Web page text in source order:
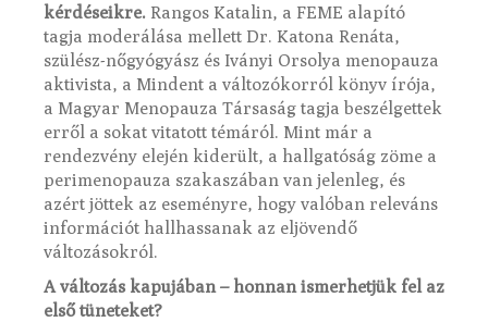
kérdéseikre. Rangos Katalin, a FEME alapító
tagja moderálása mellett Dr. Katona Renáta,
szülész-nőgyógyász és Iványi Orsolya menopauza
aktivista, a Mindent a változókorról könyv írója,
a Magyar Menopauza Társaság tagja beszélgettek
erről a sokat vitatott témáról. Mint már a
rendezvény elején kiderült, a hallgatóság zöme a
perimenopauza szakaszában van jelenleg, és
azért jöttek az eseményre, hogy valóban releváns
információt hallhassanak az eljövendő
változásokról.
A változás kapujában – honnan ismerhetjük fel az
első tüneteket?